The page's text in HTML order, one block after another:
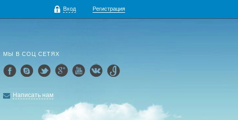
Вход Регистрация
МЫ В СОЦ СЕТЯХ
Написать нам